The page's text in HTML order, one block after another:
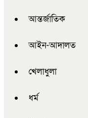
আন্তর্জাতিক
আইন-আদালত
খেলাধুলা
ধর্ম